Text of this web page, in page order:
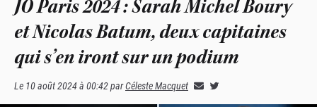
JO Paris 2024 : Sarah Michel Boury
et Nicolas Batum, deux capitaines
qui s’en iront sur un podium
Le 10 août 2024 à 00:42parCéleste Macquet